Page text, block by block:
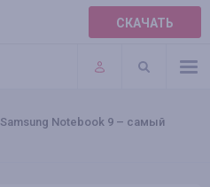
СКАЧАТЬ
Samsung Notebook 9 – самый